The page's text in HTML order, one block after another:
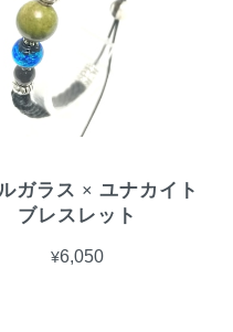
ガラス × ユナカイト
ブレスレット
¥6,050